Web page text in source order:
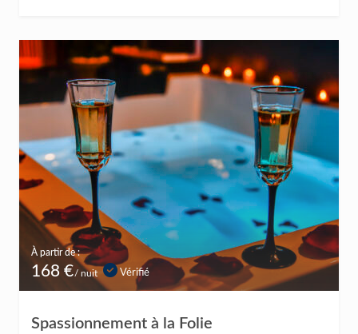
À partir de :
168 €/ nuit Vérifié
Spassionnement à la Folie